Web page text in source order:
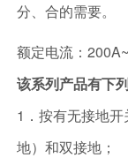
分、合的需要。
额定电流：
该系列产品有下
1．按有无接地
地）和双接地；